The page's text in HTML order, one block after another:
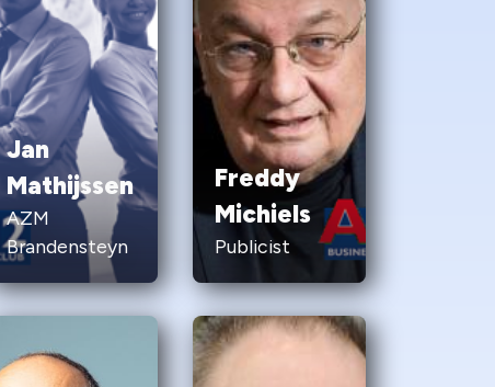
Jan
Mathijssen
AZM
Brandensteyn
Freddy
Michiels
Publicist